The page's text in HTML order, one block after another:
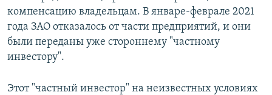
компенсацию владельцам. В январе-феврале 2021
года ЗАО отказалось от части предприятий, и они
были переданы уже стороннему "частному
инвестору".
Этот "частный инвестор" на неизвестных условиях